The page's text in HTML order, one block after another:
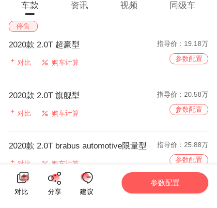
车款 资讯 视频 同级车
停售
2020款 2.0T 超豪型 指导价： 19.18万
对比 购车计算 参数配置
2020款 2.0T 旗舰型 指导价： 20.58万
对比 购车计算 参数配置
2020款 2.0T brabus automotive限量型 指导价：25.88万
对比 购车计算 参数配置
对比 分享 建议
参数配置